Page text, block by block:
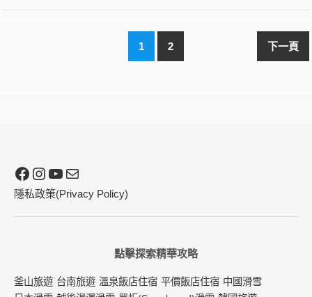
1 2
Facebook
Instagram
YouTube電子郵件
隱私政策(Privacy Policy)
點擊探索精華攻略
釜山旅遊 台南旅遊 溫泉飯店住宿 平價飯店住宿 中國滑雪